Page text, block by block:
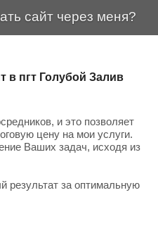
сайт через меня?
в пгт Голубой Залив
и это позволяет
цену на мои услуги.
Ваших задач, исходя из
результат за оптимальную